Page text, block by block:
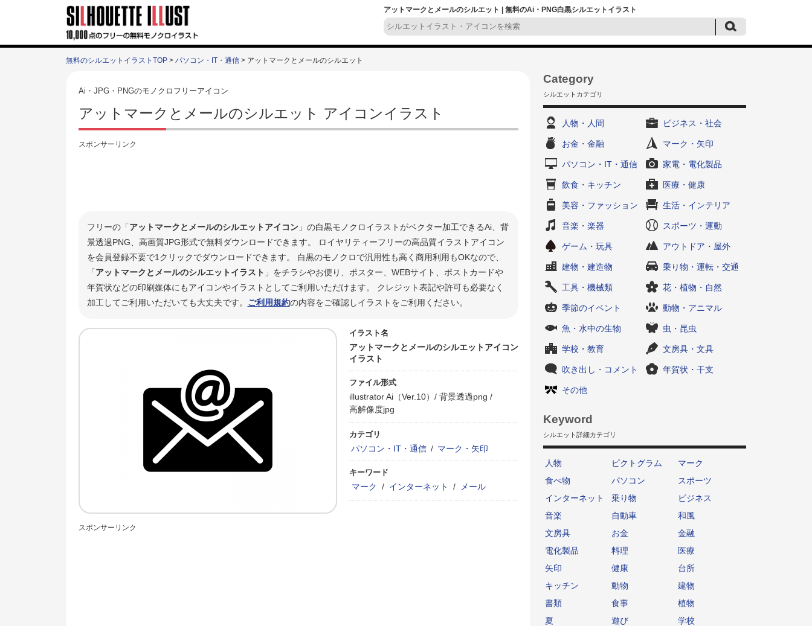
アットマークとメールのシルエット | 無料のAi・PNG白黒シルエットイラスト
無料のシルエットイラストTOP > パソコン・IT・通信 > アットマークとメールのシルエット
Ai・JPG・PNGのモノクロフリーアイコン
アットマークとメールのシルエット アイコンイラスト
スポンサーリンク
フリーの「アットマークとメールのシルエットアイコン」の白黒モノクロイラストがベクター加工できるAi、背
景透過PNG、高画質JPG形式で無料ダウンロードできます。 ロイヤリティーフリーの高品質イラストアイコン
を会員登録不要で1クリックでダウンロードできます。 白黒のモノクロで汎用性も高く商用利用もOKなので、
「アットマークとメールのシルエットイラスト 」をチラシやお便り、ポスター、WEBサイト、ポストカードや
年賀状などの印刷媒体にもアイコンやイラストとしてご利用いただけます。 クレジット表記や許可も必要なく
加工してご利用いただいても大丈夫です。 ご利用規約の内容をご確認しイラストをご利用ください。
イラスト名
アットマークとメールのシルエットアイコン
イラスト
ファイル形式
illustrator Ai（Ver.10）/ 背景透過png /
高解像度jpg
カテゴリ
パソコン・IT・通信 / マーク・矢印
キーワード
マーク / インターネット / メール
スポンサーリンク
Category
シルエットカテゴリ
人物・人間 ビジネス・社会
お金・金融 マーク・矢印
パソコン・IT・通信 家電・電化製品
飲食・キッチン 医療・健康
美容・ファッション 生活・インテリア
音楽・楽器 スポーツ・運動
ゲーム・玩具 アウトドア・屋外
建物・建造物 乗り物・運転・交通
工具・機械類 花・植物・自然
季節のイベント 動物・アニマル
魚・水中の生物 虫・昆虫
学校・教育 文房具・文具
吹き出し・コメント 年賀状・干支
その他
Keyword
シルエット詳細カテゴリ
人物 ピクトグラム
マーク
食べ物
パソコン
スポーツ
インターネット
乗り物
ビジネス
音楽
自動車
和風
文房具
お金
金融
電化製品
料理
医療
矢印
健康
台所
キッチン
動物
建物
書類
食事
植物
夏
遊び
学校